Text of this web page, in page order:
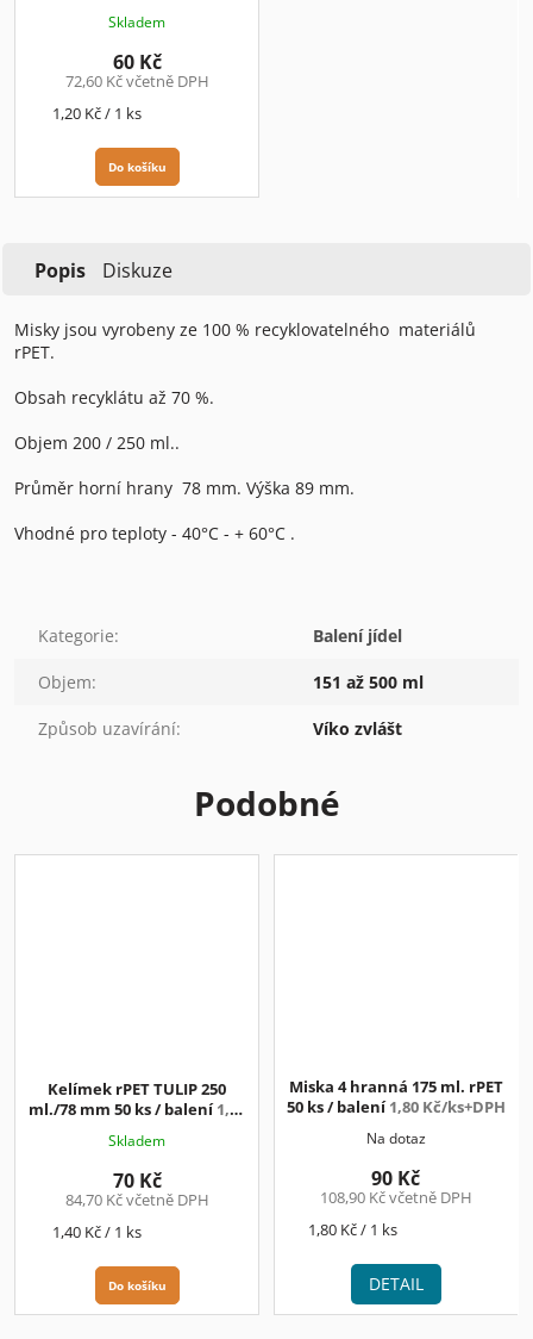
Skladem
72,60 Kč včetně DPH
60 Kč
Měrná
1,20 Kč / 1 ks
Do košíku
Popis Diskuze
Misky jsou vyrobeny ze 100 % recyklovatelného materiálů
rPET.
Obsah recyklátu až 70 %.
Objem 200 / 250 ml..
Průměr horní hrany 78 mm. Výška 89 mm.
Vhodné pro teploty - 40°C - + 60°C .
Kategorie: Balení jídel
Objem: 151 až 500 ml
Způsob uzavírání: Víko zvlášt
Podobné
Kelímek rPET TULIP 250
ml./78 mm 50 ks / balení1,40
Skladem
84,70 Kč včetně DPH
70 Kč
Měrná
1,40 Kč / 1 ks
Do košíku
Miska 4 hranná 175 ml. rPET
50 ks / balení1,80 Kč/ks+DPH
Na dotaz
108,90 Kč včetně DPH
90 Kč
Měrná
1,80 Kč / 1 ks
DETAIL